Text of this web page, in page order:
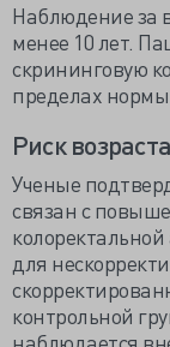
Наблюдение за
менее 10 лет.
скрининговую
пределах нормы.
Риск
Ученые
связан с
для
контрольной